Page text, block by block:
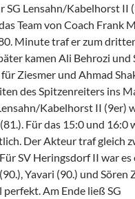
SG Lensahn/Kabelhorst II
Team von Coach Frank
Minute traf er zum
kamen Ali Behrozi und
Ziesmer und Ahmad
des Spitzenreiters ins
Kabelhorst II (9er)
Für das 15:0 und 16:0
Der Akteur traf gleich
SV Heringsdorf II war es
Yavari (90.) und Sören
Am Ende ließ SG